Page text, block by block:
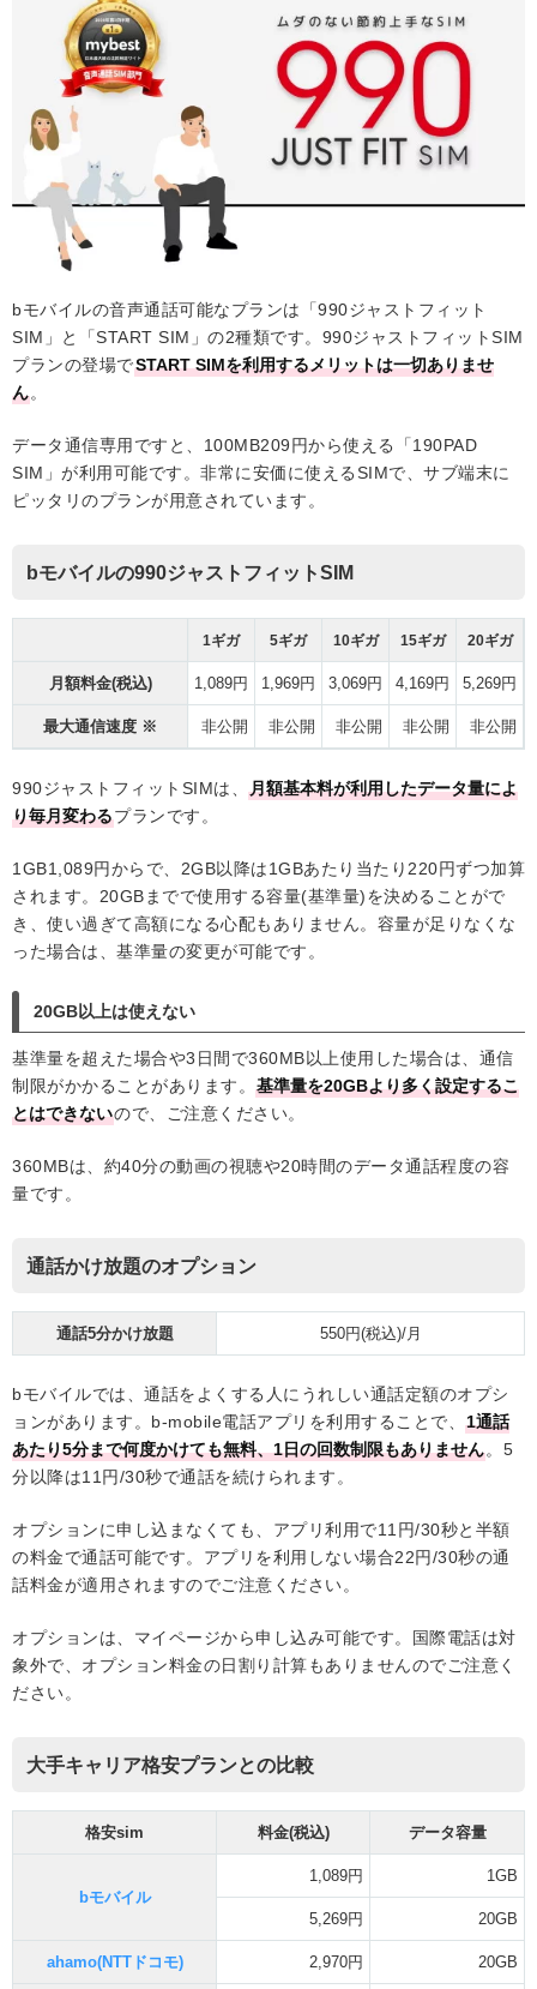
bモバイルの音声通話可能なプランは「990ジャストフィット
SIM」と「START SIM」の2種類です。990ジャストフィットSIM
プランの登場でSTART SIMを利用するメリットは一切ありませ
ん。
データ通信専用ですと、100MB209円から使える「190PAD
SIM」が利用可能です。非常に安価に使えるSIMで、サブ端末に
ピッタリのプランが用意されています。
bモバイルの990ジャストフィットSIM
1ギガ 5ギガ 10ギガ 15ギガ 20ギガ
月額料金(税込) 1,089円 1,969円 3,069円 4,169円 5,269円
最大通信速度 ※ 非公開 非公開 非公開 非公開 非公開
990ジャストフィットSIMは、 月額基本料が利用したデータ量によ
り毎月変わるプランです。
1GB1,089円からで、2GB以降は1GBあたり当たり220円ずつ加算
されます。20GBまでで使用する容量(基準量)を決めることがで
き、使い過ぎて高額になる心配もありません。容量が足りなくな
った場合は、基準量の変更が可能です。
20GB以上は使えない
基準量を超えた場合や3日間で360MB以上使用した場合は、通信
制限がかかることがあります。 基準量を20GBより多く設定するこ
とはできないので、ご注意ください。
360MBは、約40分の動画の視聴や20時間のデータ通話程度の容
量です。
通話かけ放題のオプション
通話5分かけ放題 550円(税込)/月
bモバイルでは、通話をよくする人にうれしい通話定額のオプシ
ョンがあります。b-mobile電話アプリを利用することで、 1通話
あたり5分まで何度かけても無料、1日の回数制限もありません。5
分以降は11円/30秒で通話を続けられます。
オプションに申し込まなくても、アプリ利用で11円/30秒と半額
の料金で通話可能です。アプリを利用しない場合22円/30秒の通
話料金が適用されますのでご注意ください。
オプションは、マイページから申し込み可能です。国際電話は対
象外で、オプション料金の日割り計算もありませんのでご注意く
ださい。
大手キャリア格安プランとの比較
格安sim 料金(税込) データ容量
bモバイル
1,089円 1GB
5,269円 20GB
ahamo(NTTドコモ) 2,970円 20GB